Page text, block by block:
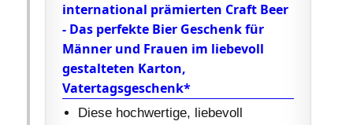
international prämierten Craft Beer
- Das perfekte Bier Geschenk für
Männer und Frauen im liebevoll
gestalteten Karton,
Vatertagsgeschenk*
Diese hochwertige, liebevoll